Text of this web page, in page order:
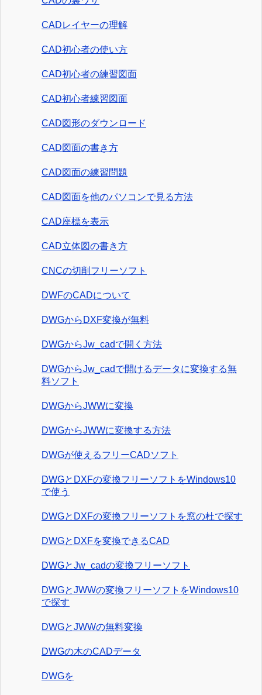
CADレイヤーの理解
CAD初心者の使い方
CAD初心者の練習図面
CAD初心者練習図面
CAD図形のダウンロード
CAD図面の書き方
CAD図面の練習問題
CAD図面を他のパソコンで見る方法
CAD座標を表示
CAD立体図の書き方
CNCの切削フリーソフト
DWFのCADについて
DWGからDXF変換が無料
DWGからJw_cadで開く方法
DWGからJw_cadで開けるデータに変換する無
料ソフト
DWGからJWWに変換
DWGからJWWに変換する方法
DWGが使えるフリーCADソフト
DWGとDXFの変換フリーソフトをWindows10
で使う
DWGとDXFの変換フリーソフトを窓の杜で探す
DWGとDXFを変換できるCAD
DWGとJw_cadの変換フリーソフト
DWGとJWWの変換フリーソフトをWindows10
で探す
DWGとJWWの無料変換
DWGの木のCADデータ
DWGを